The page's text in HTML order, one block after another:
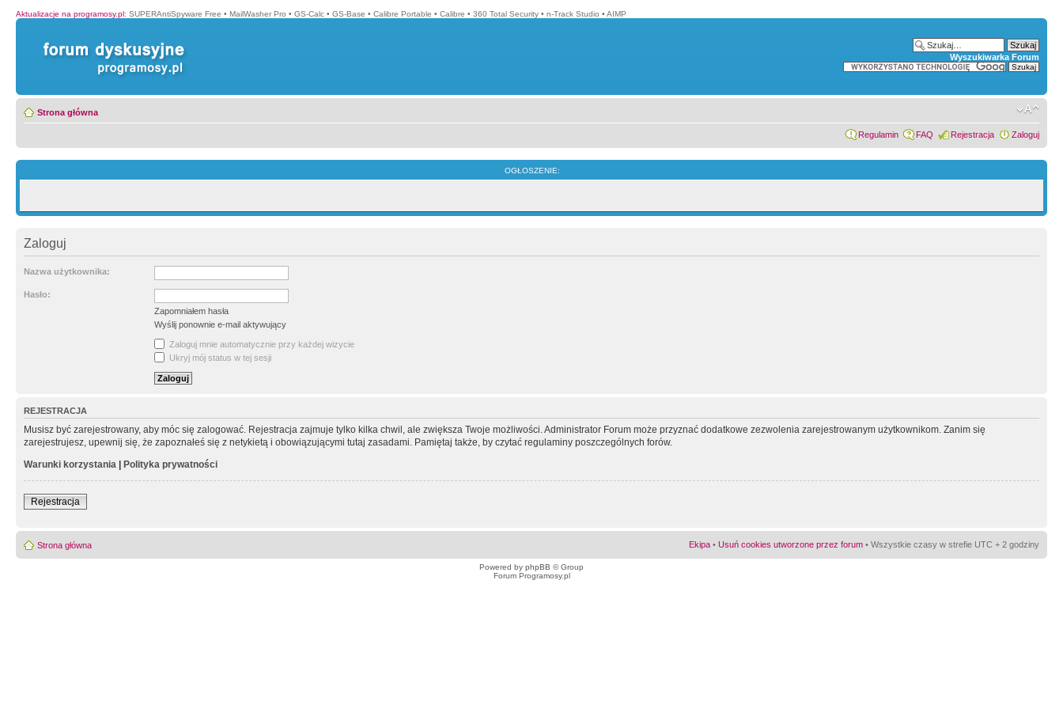
Aktualizacje na programosy.pl: SUPERAntiSpyware Free • MailWasher Pro • GS-Calc • GS-Base • Calibre Portable • Calibre • 360 Total Security • n-Track Studio • AIMP
Wyszukiwarka Forum
Strona główna
Regulamin FAQ Rejestracja Zaloguj
OGŁOSZENIE:
Zaloguj
Nazwa użytkownika:
Hasło:
Zapomniałem hasła
Wyślij ponownie e-mail aktywujący
Zaloguj mnie automatycznie przy każdej wizycie
Ukryj mój status w tej sesji
REJESTRACJA
Musisz być zarejestrowany, aby móc się zalogować. Rejestracja zajmuje tylko kilka chwil, ale zwiększa Twoje możliwości. Administrator Forum może przyznać dodatkowe zezwolenia zarejestrowanym użytkownikom. Zanim się
zarejestrujesz, upewnij się, że zapoznałeś się z netykietą i obowiązującymi tutaj zasadami. Pamiętaj także, by czytać regulaminy poszczególnych forów.
Warunki korzystania | Polityka prywatności
Rejestracja
Strona główna Ekipa • Usuń cookies utworzone przez forum • Wszystkie czasy w strefie UTC + 2 godziny
Powered by phpBB © Group
Forum Programosy.pl